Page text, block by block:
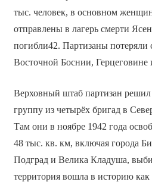
тыс. человек, в основном
отправлены в лагерь смерти
погибли42. Партизаны потеряли
Восточной Боснии, Герцеговине
Верховный штаб партизан решил
группу из четырёх бригад в
Там они в ноябре 1942 года
48 тыс. кв. км, включая города
Подград и Велика Кладуша,
территория вошла в историю как